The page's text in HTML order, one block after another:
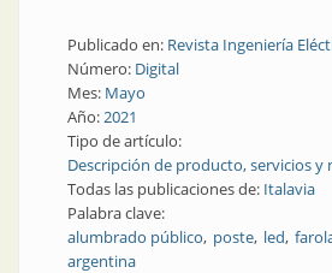
Publicado en: Revista Ingeniería
Número: Digital
Mes: Mayo
Año:2021
Tipo de artículo:
Descripción de producto, servicios y
Todas las publicaciones de: Italavia
Palabra clave:
alumbrado público poste led
argentina